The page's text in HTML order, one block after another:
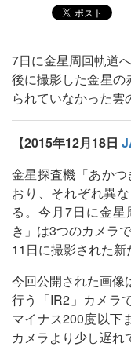
7日に金星周回軌道
後に撮影した金星の
られていなかった雲
【2015年12月18日
金星探査機「あか
おり、それぞれ異
る。今月7日に金
き」は3つのカメラ
11日に撮影された新
今回公開された画像
行う「IR2」カメラ
マイナス200度以下
カメラより少し遅れ